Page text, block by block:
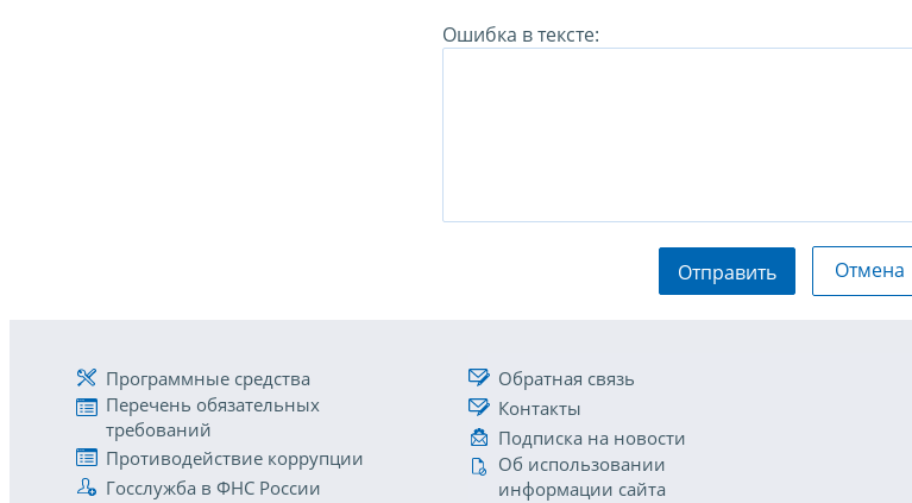
Ошибка в тексте:
Отправить Отмена
Программные средства
Перечень обязательных
требований
Противодействие коррупции
Госслужба в ФНС России
Обратная связь
Контакты
Подписка на новости
Об использовании
информации сайта